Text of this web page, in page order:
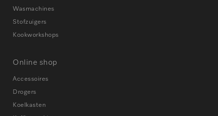
Wasmachines
Stofzuigers
Kookworkshops
Online shop
Accessoires
Drogers
Koelkasten